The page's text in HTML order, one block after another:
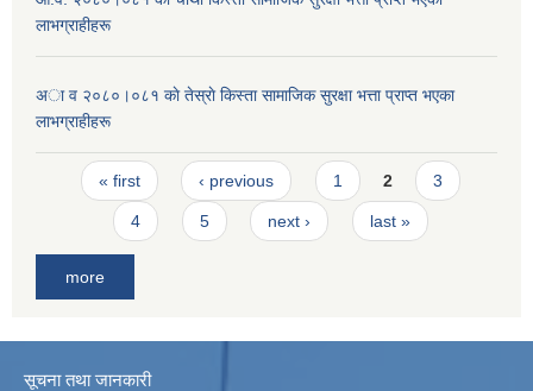
लाभग्राहीहरू
अा व २०८०।०८१ काे तेस्राे किस्ता सामाजिक सुरक्षा भत्ता प्राप्त भएका
लाभग्राहीहरू
Pages
« first ‹ previous 1 2 3
4 5 next › last »
more
सूचना तथा जानकारी